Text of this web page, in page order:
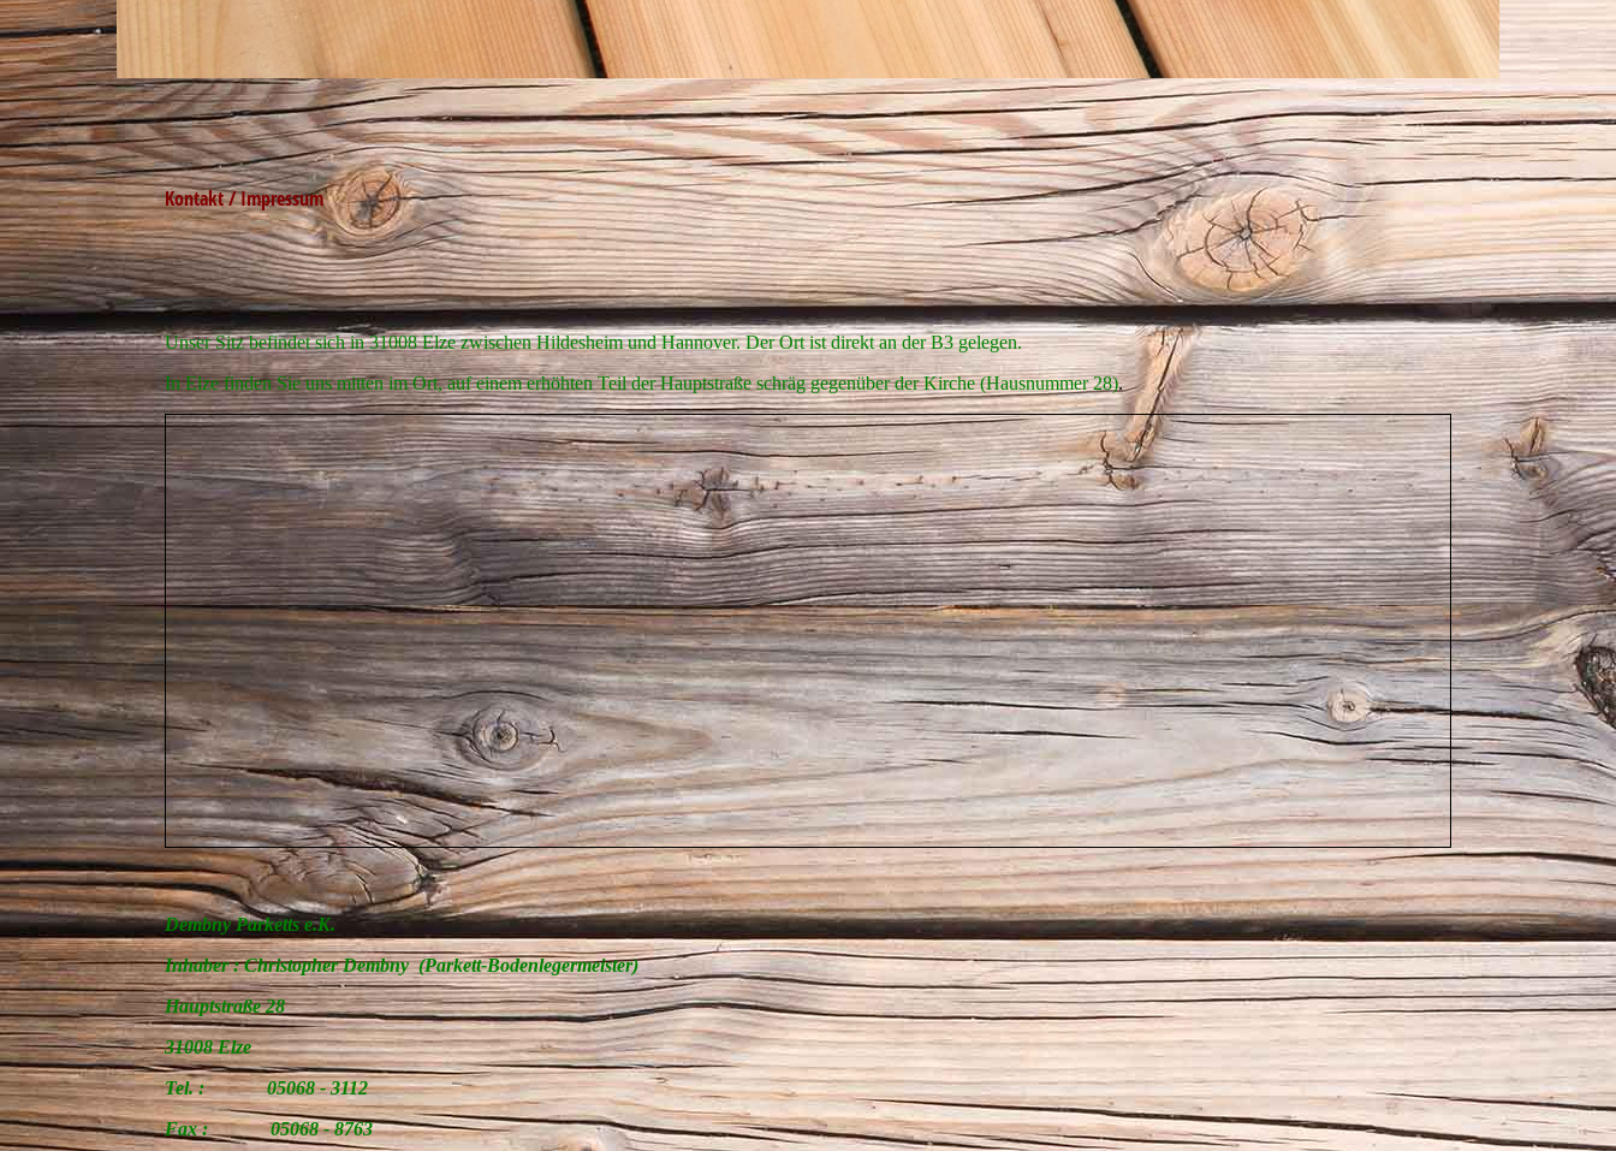
Kontakt / Impressum
Unser Sitz befindet sich in 31008 Elze zwischen Hildesheim und Hannover. Der Ort ist direkt an der B3 gelegen.
In Elze finden Sie uns mitten im Ort, auf einem erhöhten Teil der Hauptstraße schräg gegenüber der Kirche (Hausnummer 28).
Dembny Parketts e.K.
Inhaber : Christopher Dembny (Parkett-Bodenlegermeister)
Hauptstraße 28
31008 Elze
Tel. : 05068 - 3112
Fax : 05068 - 8763